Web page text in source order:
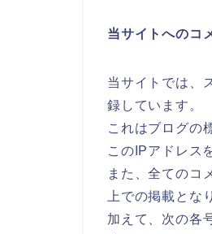
当サイトへのコ
当サイトでは、
録しています。
これはブログの
このIPアドレス
また、全てのコ
上での掲載とな
加えて、次の各